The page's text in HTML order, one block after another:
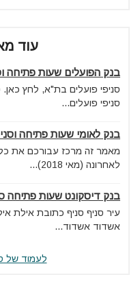
עוד
בנק הפועלים שעות פתיחה
סניפי פועלים בת"א, לחץ כאן.
סניפי פועלים...
בנק לאומי שעות פתיחה
מאמר זה מרכז עבורכם את
לאחרונה (מאי 2018)...
בנק דיסקונט שעות פתיחה
אשדוד אשדוד...
לעמוד של